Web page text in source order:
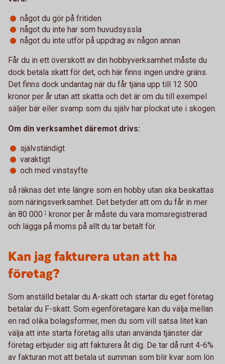
något du gör på fritiden
något du inte har som huvudsyssla
något du inte utför på uppdrag av någon annan
Får du in ett överskott av din hobbyverksamhet måste du
dock betala skatt för det, och här finns ingen undre gräns.
Det finns dock undantag när du får tjäna upp till 12 500
kronor per år utan att skatta och det är om du till exempel
säljer bär eller svamp som du själv har plockat ute i skogen.
Om din verksamhet däremot drivs:
självständigt
varaktigt
och med vinstsyfte
så räknas det inte längre som en hobby utan ska beskattas
som näringsverksamhet. Det betyder att om du får in mer
än 80 000 1 kronor per år måste du vara momsregistrerad
och lägga på moms på allt du tar betalt för.
Kan jag fakturera utan att ha
företag?
Som anställd betalar du A-skatt och startar du eget företag
betalar du F-skatt. Som egenföretagare kan du välja mellan
en rad olika bolagsformer, men du som vill satsa litet kan
välja att inte starta företag alls utan använda tjänster där
företag erbjuder sig att fakturera åt dig. De tar då runt 4-6%
av fakturan mot att betala ut summan som blir kvar som lön